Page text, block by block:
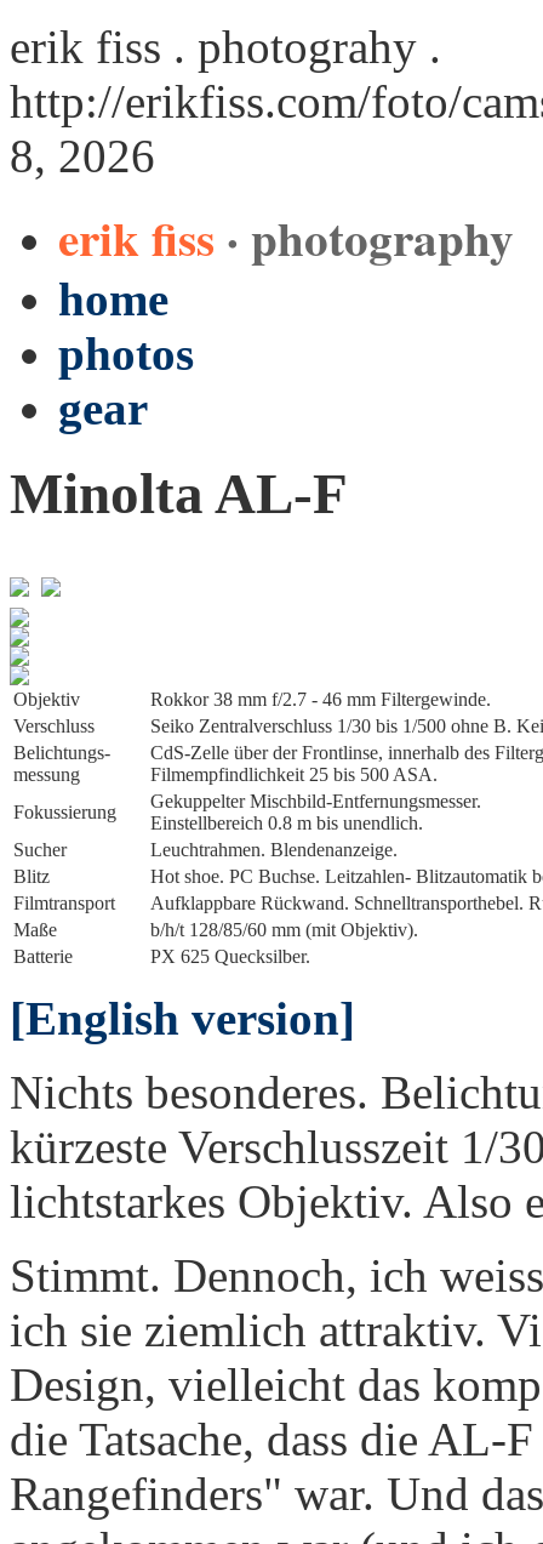
erik fiss . photograhy .
http://erikfiss.com/foto/
8, 2026
erik fiss · photography
home
photos
gear
Minolta AL-F
Objektiv
Rokkor 38 mm f/2.7 - 46 mm Filtergewinde.
Verschluss
Seiko Zentralverschluss 1/30 bis 1/500 ohne B.
Belichtungs­
messung
CdS-Zelle über der Frontlinse, innerhalb des
Filmempfindlichkeit 25 bis 500 ASA.
Fokussierung
Gekuppelter Mischbild-Entfernungsmesser.
Einstellbereich 0.8 m bis unendlich.
Sucher
Leuchtrahmen. Blendenanzeige.
Blitz
Hot shoe. PC Buchse. Leitzahlen- Blitzautomatik
Film­transport
Aufklappbare Rückwand. Schnelltransporthebel.
Maße
b/h/t 128/85/60 mm (mit Objektiv).
Batterie
PX 625 Quecksilber.
[English version]
Nichts besonderes.
kürzeste Verschlusszeit 1/
lichtstarkes Objektiv. Also
Stimmt. Dennoch, ich
ich sie ziemlich attraktiv.
Design, vielleicht das
die Tatsache, dass die AL-
Rangefinders" war. Und